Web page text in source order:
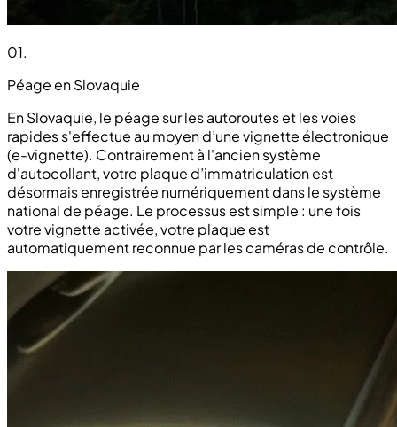
01.
Péage en Slovaquie
En Slovaquie, le péage sur les autoroutes et les voies
rapides s'effectue au moyen d’une vignette électronique
(e-vignette). Contrairement à l'ancien système
d'autocollant, votre plaque d’immatriculation est
désormais enregistrée numériquement dans le système
national de péage. Le processus est simple : une fois
votre vignette activée, votre plaque est
automatiquement reconnue par les caméras de contrôle.